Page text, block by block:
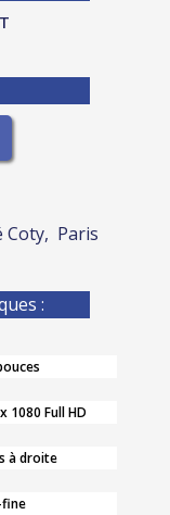
Coty, Paris
:
1080 Full HD
à droite